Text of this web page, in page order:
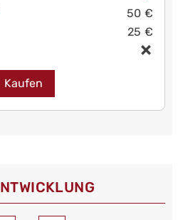
50 €
25 €
Kaufen